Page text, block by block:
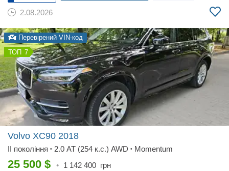
2.08.2026
Перевірений VIN-код
7
Volvo XC90 2018
II покоління • 2.0 AT (254 к.с.) AWD • Momentum
25 500 $ • 1 142 400 грн